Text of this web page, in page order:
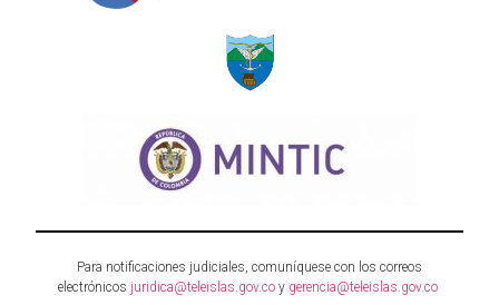
Para notificaciones judiciales, comuníquese con los correos
electrónicos juridica@teleislas.gov.co y gerencia@teleislas.gov.co